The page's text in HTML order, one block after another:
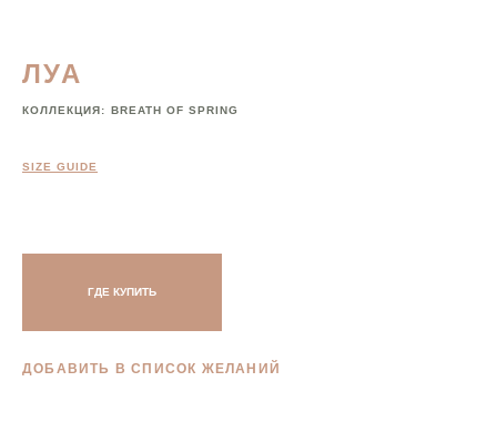
ЛУА
КОЛЛЕКЦИЯ: BREATH OF SPRING
SIZE GUIDE
ГДЕ КУПИТЬ
ДОБАВИТЬ В СПИСОК ЖЕЛАНИЙ